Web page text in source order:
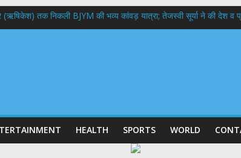
(ऋषिकेश) तक निकली BJYM की भव्य कांवड़ यात्रा; तेजस्वी सूर्या ने की देश व
PWD के EE, AE और JE निलंबित, सीएम धामी के निर्देश पर सख्त
HEALTH SPORTS WORLD